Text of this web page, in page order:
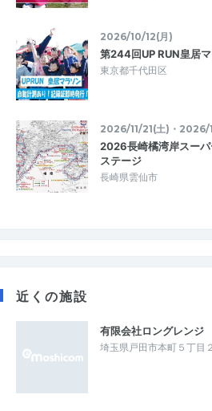
2026/10/12(月)
第244回UP RUN皇居
東京都千代田区
2026/11/21(土)・2026/
2026長崎橘湾岸スー
ステージ
長崎県雲仙市
近くの施設
有限会社ロングレンジ
埼玉県戸田市本町５丁目